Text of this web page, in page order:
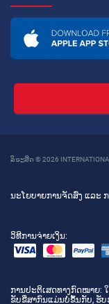
ລິຂະສິດ © 2026
ນະໂຍບາຍການຈັດສົ່ງ ແລະ
ວິທີການຈ່າຍເງິນ:
ການປະຕິເສດທາງກົດໝາຍ:
ຂັບຂີ່ສາກົນແມ່ນບໍ່ຂຶ້ນກັບ, ຮັບ